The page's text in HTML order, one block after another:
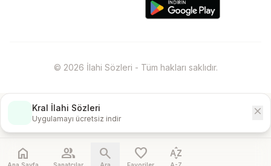
© 2026 İlahi Sözleri - Tüm hakları saklıdır.
Kral İlahi Sözleri
Uygulamayı ücretsiz indir
close
home
Ana Sayfa
people
Sanatçılar
search
Ara
favorite
Favoriler
sort_by_alpha
A-Z